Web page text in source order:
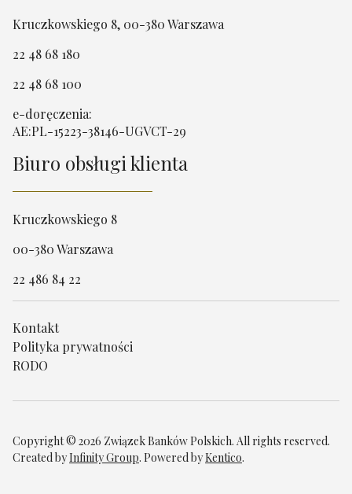
Kruczkowskiego 8, 00-380 Warszawa
22 48 68 180
22 48 68 100
e-doręczenia:
AE:PL-15223-38146-UGVCT-29
Biuro obsługi klienta
Kruczkowskiego 8
00-380 Warszawa
22 486 84 22
Kontakt
Polityka prywatności
RODO
Copyright © 2026 Związek Banków Polskich. All rights reserved.
Created byInfinity Group. Powered byKentico.